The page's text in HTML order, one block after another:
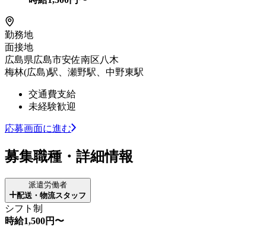
勤務地
面接地
広島県広島市安佐南区八木
梅林(広島)駅、瀬野駅、中野東駅
交通費支給
未経験歓迎
応募画面に進む
募集職種・詳細情報
派遣労働者
配送・物流スタッフ
シフト制
時給1,500円〜